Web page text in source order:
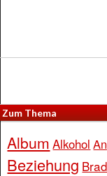
Zum Thema
Album Alkohol
Beziehung